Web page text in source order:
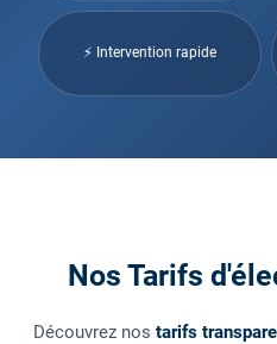
⚡ Intervention rapide
Nos Tarifs
Découvrez nos tarifs